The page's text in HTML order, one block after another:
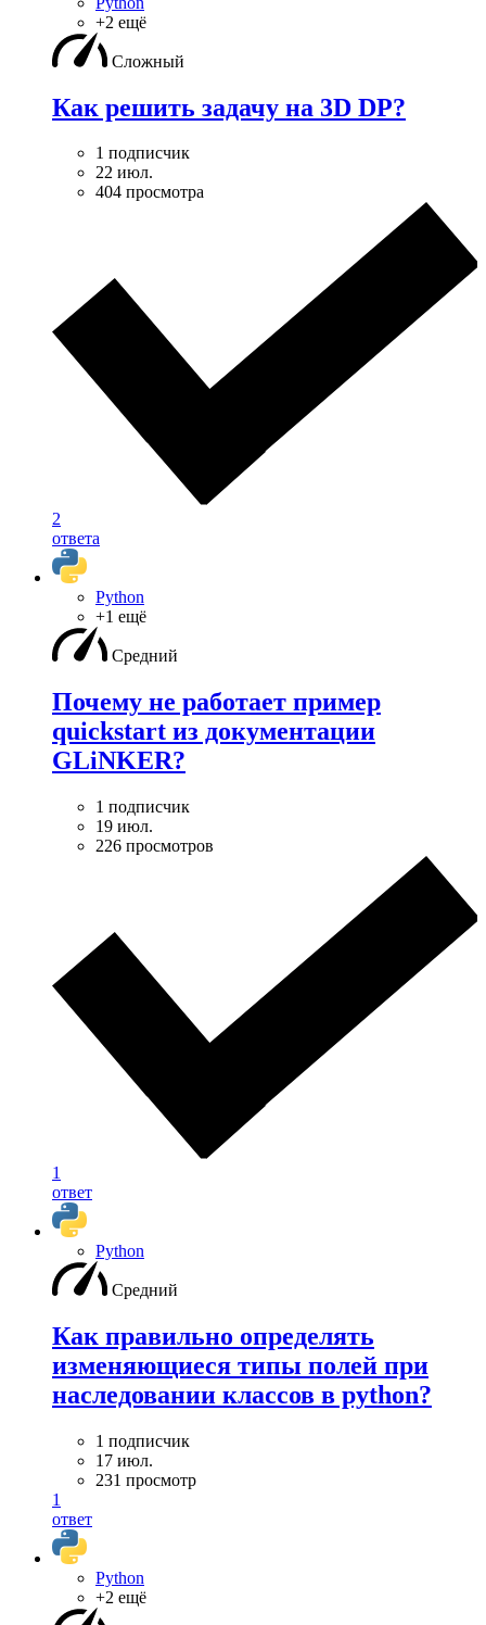
+2 ещё
Сложный
Как решить задачу на 3D DP?
1 подписчик
22 июл.
404 просмотра
2
ответа
Python
+1 ещё
Средний
Почему не работает пример
quickstart из документации
GLiNKER?
1 подписчик
19 июл.
226 просмотров
1
ответ
Python
Средний
Как правильно определять
изменяющиеся типы полей при
наследовании классов в python?
1 подписчик
17 июл.
231 просмотр
1
ответ
Python
+2 ещё